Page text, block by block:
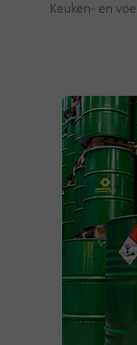
Keuken- en